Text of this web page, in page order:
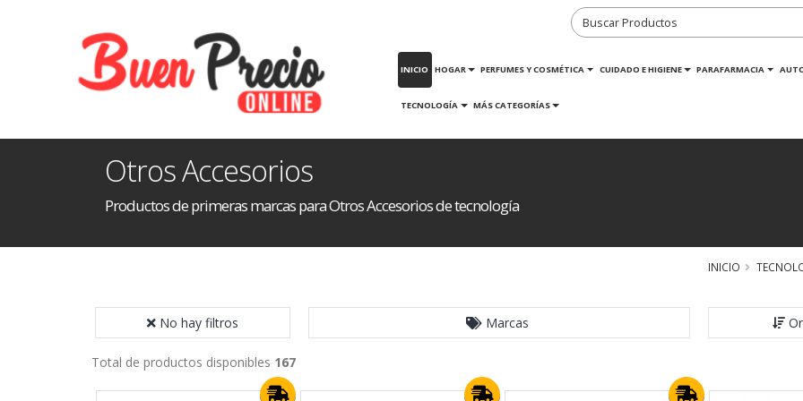
INICIO HOGAR PERFUMES Y COSMÉTICA CUIDADO E HIGIENE PARAFARMACIA
TECNOLOGÍA MÁS CATEGORÍAS
Otros Accesorios
Productos de primeras marcas para Otros Accesorios de tecnología
INICIO
No hay filtros Marcas
Total de productos disponibles 167